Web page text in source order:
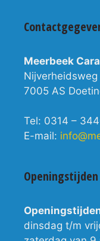
Meerbeek
Nijverheidsweg
7005 AS
Tel: 0314 –
E-mail:
Openingstijden
dinsdag t/m